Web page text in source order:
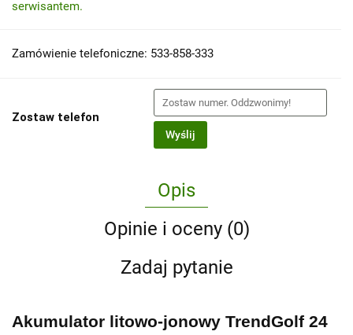
serwisantem.
Zamówienie telefoniczne: 533-858-333
Zostaw telefon
Wyślij
Opis
Opinie i oceny (0)
Zadaj pytanie
Akumulator litowo-jonowy TrendGolf 24